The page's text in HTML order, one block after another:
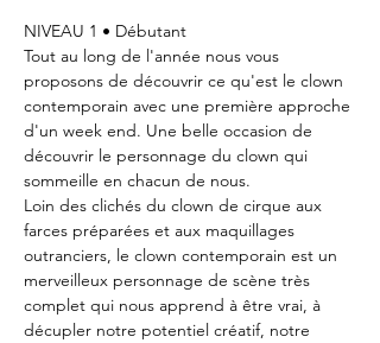
NIVEAU 1 • Débutant
Tout au long de l'année nous vous
proposons de découvrir ce qu'est le clown
contemporain avec une première approche
d'un week end. Une belle occasion de
découvrir le personnage du clown qui
sommeille en chacun de nous.
Loin des clichés du clown de cirque aux
farces préparées et aux maquillages
outranciers, le clown contemporain est un
merveilleux personnage de scène très
complet qui nous apprend à être vrai, à
décupler notre potentiel créatif, notre